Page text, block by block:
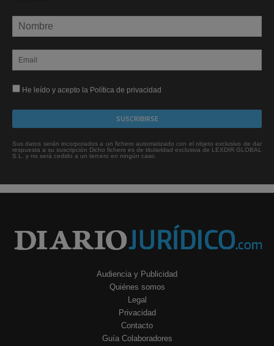
He leído y acepto la Política de privacidad
Sus datos serán incorporados a un fichero automatizado con el objeto exclusivo de dar
respuesta a su suscripción Dicho fichero es de titularidad exclusiva de LEXDIR GLOBAL
S.L. y no será cedido a un tercero en ningún caso.
Audiencia y Publicidad
Quiénes somos
Legal
Privacidad
Contacto
Guía Colaboradores